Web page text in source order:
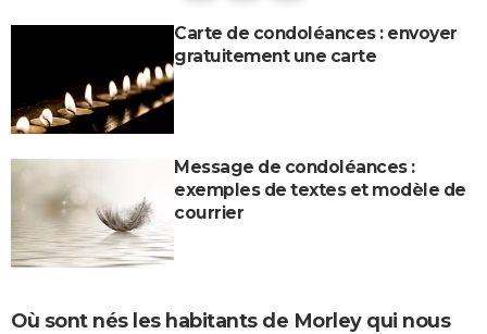
Carte de condoléances : envoyer
gratuitement une carte
Message de condoléances :
exemples de textes et modèle de
courrier
Où sont nés les habitants de Morley qui nous